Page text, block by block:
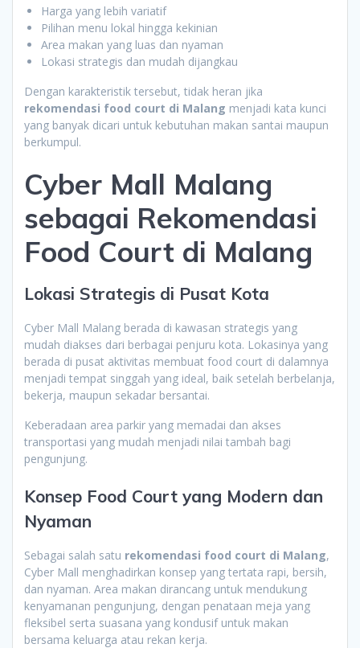
Harga yang lebih variatif
Pilihan menu lokal hingga kekinian
Area makan yang luas dan nyaman
Lokasi strategis dan mudah dijangkau
Dengan karakteristik tersebut, tidak heran jika
rekomendasi food court di Malang menjadi kata kunci
yang banyak dicari untuk kebutuhan makan santai maupun
berkumpul.
Cyber Mall Malang
sebagai Rekomendasi
Food Court di Malang
Lokasi Strategis di Pusat Kota
Cyber Mall Malang berada di kawasan strategis yang
mudah diakses dari berbagai penjuru kota. Lokasinya yang
berada di pusat aktivitas membuat food court di dalamnya
menjadi tempat singgah yang ideal, baik setelah berbelanja,
bekerja, maupun sekadar bersantai.
Keberadaan area parkir yang memadai dan akses
transportasi yang mudah menjadi nilai tambah bagi
pengunjung.
Konsep Food Court yang Modern dan
Nyaman
Sebagai salah satu rekomendasi food court di Malang,
Cyber Mall menghadirkan konsep yang tertata rapi, bersih,
dan nyaman. Area makan dirancang untuk mendukung
kenyamanan pengunjung, dengan penataan meja yang
fleksibel serta suasana yang kondusif untuk makan
bersama keluarga atau rekan kerja.